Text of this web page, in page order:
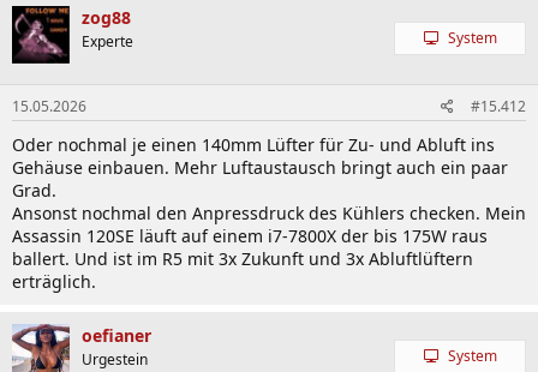
k
t
i
o
n
e
n
:
zog88
Experte System
15.05.2026 #15.412
Oder nochmal je einen 140mm Lüfter für Zu- und Abluft ins
Gehäuse einbauen. Mehr Luftaustausch bringt auch ein paar
Grad.
Ansonst nochmal den Anpressdruck des Kühlers checken. Mein
Assassin 120SE läuft auf einem i7-7800X der bis 175W raus
ballert. Und ist im R5 mit 3x Zukunft und 3x Abluftlüftern
erträglich.
oefianer
Urgestein System